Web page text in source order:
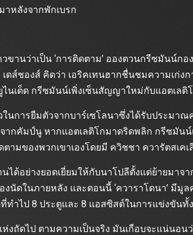
าหลังจากพักเบรก
วขานว่าเป็น ‘การติดตาม’ อองตวนกรีซมันน์
เดส์ชองส์ คิดว่า เอริคเทนฮากชื่นชมความเก่ง
นเต็ด กรีซมันน์เพิ่งเซ็นสัญญาใหม่กับแอตเลติ
นการยืมตัวจากบาร์เซโลนาซึ่งได้รับประมา
จากคัมป์นู หากแอตเลติโกมาดริดพลิก กรีซมัน
ตามของพวกเขาเองโดยมี ควิชชา ควารัตสเค
นได้อย่างยอดเยี่ยมให้กับนาโปลีตั้งแต่ย้ายมา
งนัดในภายหลัง และตอนนี้ ‘ควาราโดนา’ มีมู
ที่ทำไป 8 ประตูและ 8 แอสซิสต์ในการแข่งขันทั้
ถัดไป ตามความเป็นจริง มันเกือบจะแน่นอน